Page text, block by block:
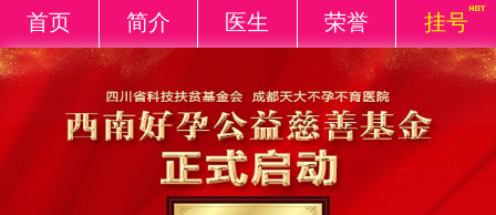
首页 简介 医生 荣誉 挂号